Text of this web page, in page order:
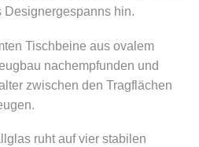
hin.
Tischbeine aus ovalem
nachempfunden und
zwischen den Tragflächen
ruht auf vier stabilen